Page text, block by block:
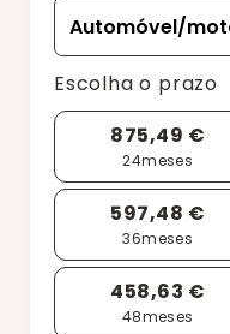
Escolha o prazo
875,49 €
24meses
597,48 €
36meses
458,63 €
48meses